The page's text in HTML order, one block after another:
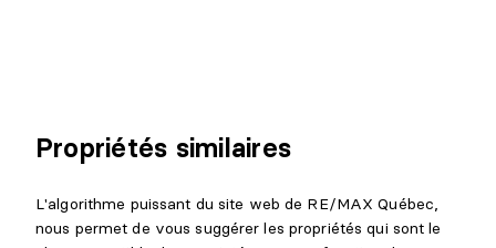
Propriétés similaires
L'algorithme puissant du site web de RE/MAX Québec,
nous permet de vous suggérer les propriétés qui sont le